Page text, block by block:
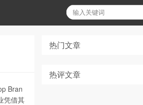
Bran
凭借其
热门文章
热评文章